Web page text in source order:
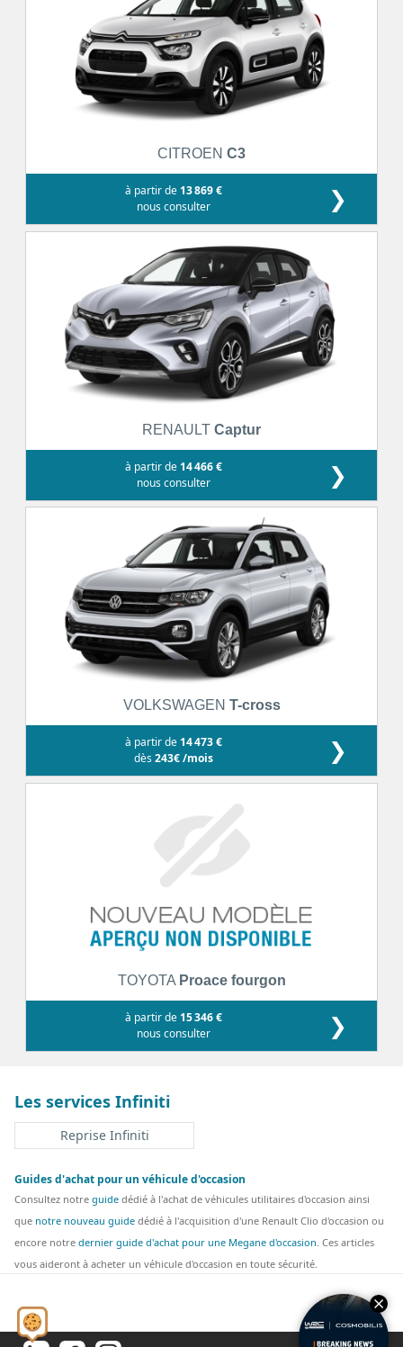
CITROEN C3
à partir de 13 869 €
nous consulter
❯
RENAULT Captur
à partir de 14 466 €
nous consulter
❯
VOLKSWAGEN T-cross
à partir de 14 473 €
dès243€ /mois ❯
TOYOTA Proace fourgon
à partir de 15 346 €
nous consulter
❯
Les services Infiniti
Reprise Infiniti
Guides d'achat pour un véhicule d'occasion
Consultez notre guide dédié à l'achat de véhicules utilitaires d'occasion ainsi
que notre nouveau guide dédié à l'acquisition d'une Renault Clio d'occasion ou
encore notre dernier guide d'achat pour une Megane d'occasion. Ces articles
vous aideront à acheter un véhicule d'occasion en toute sécurité.